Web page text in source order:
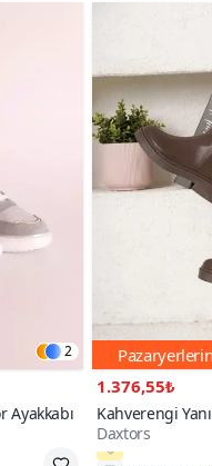
2
Ayakkabı
1.376,55₺
Kahverengi
Soğuk Geçirmez
Daxtors